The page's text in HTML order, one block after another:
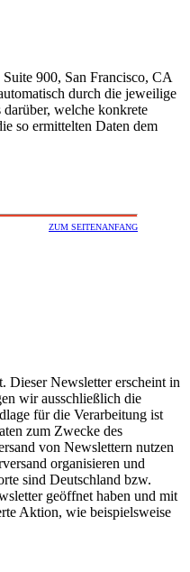
900, San Francisco, CA
durch die jeweilige
welche konkrete
so ermittelten Daten dem
ZUM SEITENANFANG
Dieser Newsletter erscheint in
wir ausschließlich die
für die Verarbeitung ist
zum Zwecke des
von Newslettern nutzen
organisieren und
sind Deutschland bzw.
geöffnet haben und mit
Aktion, wie beispielsweise